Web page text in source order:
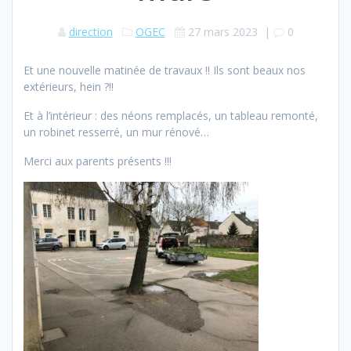
direction OGEC 27 mars 2023 | 0
Et une nouvelle matinée de travaux !! Ils sont beaux nos
extérieurs, hein ?!!
Et à l’intérieur : des néons remplacés, un tableau remonté,
un robinet resserré, un mur rénové…
Merci aux parents présents !!!